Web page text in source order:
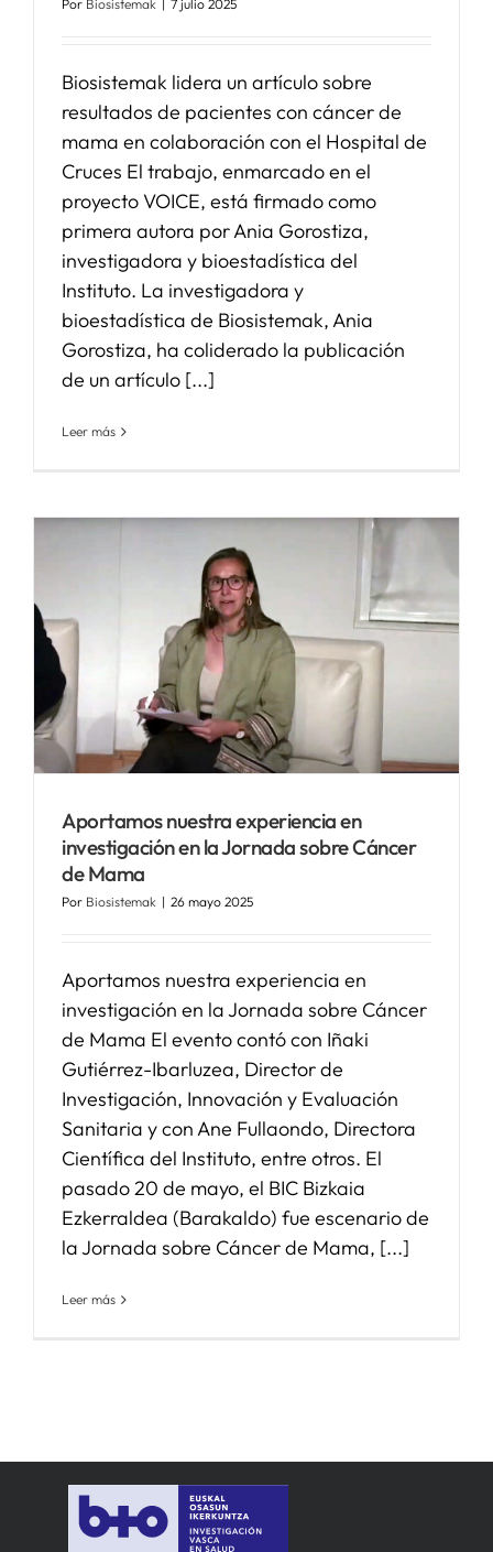
Por Biosistemak 7 julio 2025
Biosistemak lidera un artículo sobre
resultados de pacientes con cáncer de
mama en colaboración con el Hospital de
Cruces El trabajo, enmarcado en el
proyecto VOICE, está firmado como
primera autora por Ania Gorostiza,
investigadora y bioestadística del
Instituto. La investigadora y
bioestadística de Biosistemak, Ania
Gorostiza, ha coliderado la publicación
de un artículo [...]
Leer más
Aportamos nuestra experiencia en
investigación en la Jornada sobre Cáncer
de Mama
Por Biosistemak | 26 mayo 2025
Aportamos nuestra experiencia en
investigación en la Jornada sobre Cáncer
de Mama El evento contó con Iñaki
Gutiérrez-Ibarluzea, Director de
Investigación, Innovación y Evaluación
Sanitaria y con Ane Fullaondo, Directora
Científica del Instituto, entre otros. El
pasado 20 de mayo, el BIC Bizkaia
Ezkerraldea (Barakaldo) fue escenario de
la Jornada sobre Cáncer de Mama, [...]
Leer más